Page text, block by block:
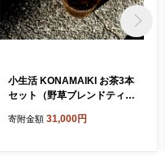
小生活 KONAMAIKI お茶3本
セット（野草ブレンドティ
茶 ティーバック 健康茶 ノン
寄附金額 31,000円